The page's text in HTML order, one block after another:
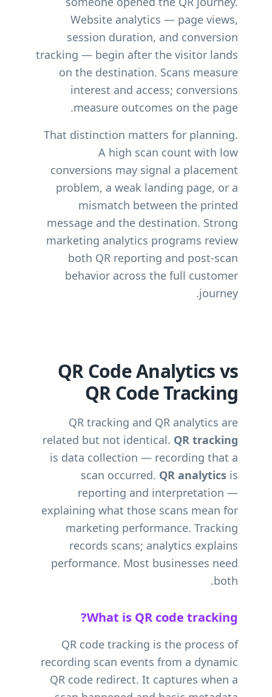
Website analytics — page views,
session duration, and conversion
tracking — begin after the visitor lands
on the destination. Scans measure
interest and access; conversions
measure outcomes on the page.
That distinction matters for planning.
A high scan count with low
conversions may signal a placement
problem, a weak landing page, or a
mismatch between the printed
message and the destination. Strong
marketing analytics programs review
both QR reporting and post-scan
behavior across the full customer
journey.
QR Code Analytics vs
QR Code Tracking
QR tracking and QR analytics are
related but not identical. QR tracking
is data collection — recording that a
scan occurred. QR analytics is
reporting and interpretation —
explaining what those scans mean for
marketing performance. Tracking
records scans; analytics explains
performance. Most businesses need
both.
What is QR code tracking?
QR code tracking is the process of
recording scan events from a dynamic
QR code redirect. It captures when a